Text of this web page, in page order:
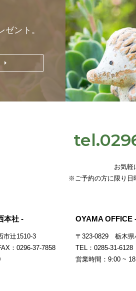
ント。
お気軽
※ご予約の方に限り日
本社 -
市辻1510-3
：0296-37-7858
OYAMA OFFICE
〒323-0829 栃木県
TEL：0285-31-
営業時間：9:00 ~